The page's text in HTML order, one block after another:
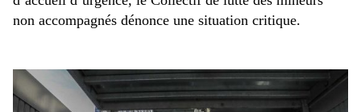
non accompagnés dénonce une situation critique.